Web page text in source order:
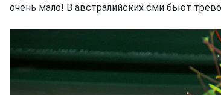
очень мало! В австралийских сми бьют